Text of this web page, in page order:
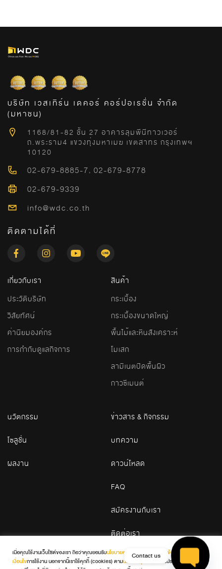
บริษัท เวสเทิร์น เดคอร์ คอร์ปอเรชั่น จำกัด
(มหาชน)
1168/81-82 ชั้น 27 อาคารลุมพีนีทาวเวอร์
ถ.พระราม4 แขวงทุ่งมหาเมฆ เขตสาทร กรุงเทพฯ
10120
02-679-8885-7, 02-679-8778
02-679-9339
info@wdc.co.th
ติดตามได้ที่
เกี่ยวกับเรา
ประวัติบริษัท
วิสัยทัศน์
ค่านิยมองค์กร
การกำกับดูแลกิจการ
สินค้า
กระเบื้อง
กระเบื้องขนาดใหญ่
พื้นไม้และหินสังเคราะห์
โมเสก
ลามิเนตปิดพื้นผิว
กาวซีเมนต์
นวัตกรรม
โซลูชั่น
ผลงาน
ข่าวสาร & กิจกรรม
บทความ
ดาวน์โหลด
FAQ
สมัครงานกับเรา
ติดต่อเรา
เมื่อคุณใช้งานเว็บไซต์ของเรา ถือว่าคุณยอมรับนโยบายความเป็นส่วนตัว
ข้อกำหนดและ
เงื่อนไขการใช้งาน นอกจากนี้เราใช้คุกกี้ (cookies) ตามนโยบายคุกกี้
เพื่อเพิ่มประสบการณ์และ
Contact us